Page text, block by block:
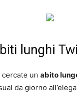
lunghi
cercate un abito
da giorno